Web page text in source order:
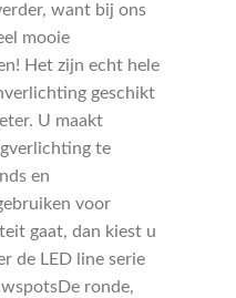
want bij ons
mooie
Het zijn echt hele
geschikt
U maakt
te
en
voor
gaat, dan kiest u
de LED line serie
ronde,